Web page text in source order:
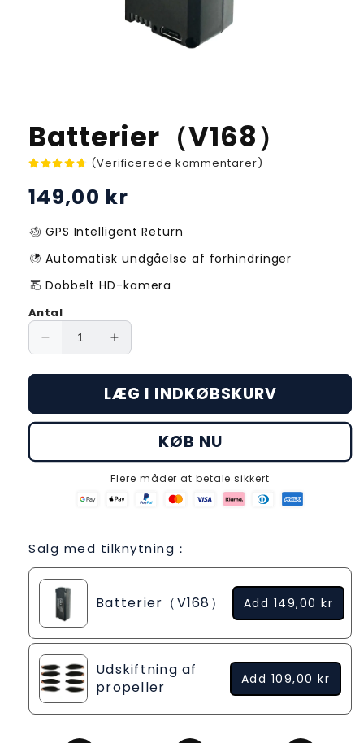
modusBatterier（V168）
(Verificerede kommentarer)
Normalpris
149,00 kr
GPS Intelligent Return
Automatisk undgåelse af forhindringer
Dobbelt HD-kamera
Antal
Reducer
for
Batterier（V168）
Øg
for
Batterier（V168）
LÆG I INDKØBSKURV
KØB NU
Flere måder at betale sikkert
Salg med tilknytning：
Batterier（V168） Add 149,00 kr
Udskiftning af
propeller
Add 109,00 kr